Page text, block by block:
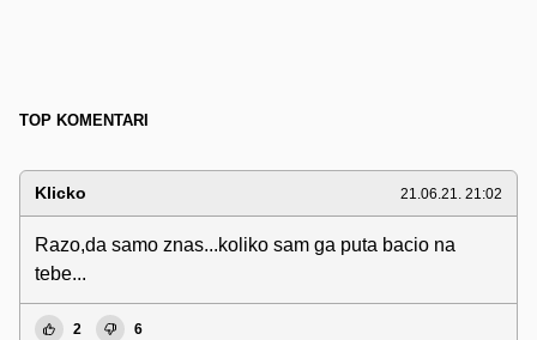
TOP KOMENTARI
Klicko 21.06.21. 21:02
Razo,da samo znas...koliko sam ga puta bacio na
tebe...
2 6